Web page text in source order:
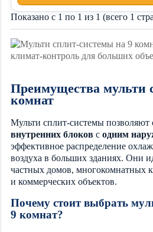
Показано с 1 по 1 из 1 (всего 1
Преимущества мульти
комнат
Мульти сплит-системы позволяют
внутренних блоков с одним
эффективное распределение
воздуха в больших зданиях. Они
частных домов, многокомнатных
и коммерческих объектов.
Почему стоит выбрать
9 комнат?